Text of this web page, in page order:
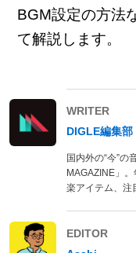
BGM設定の方法
て解説します。
WRITER
DIGLE編集部
国内外の“今”の
MAGAZINE」
楽アイテム、注
EDITOR